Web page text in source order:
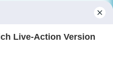
dari sumber yang tepat.